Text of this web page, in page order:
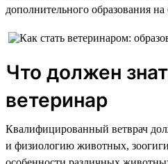
дополнительного образования
Что должен
ветеринар
Квалифицированный ветврач
и физиологию животных,